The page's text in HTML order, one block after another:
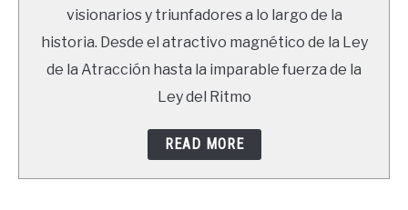
visionarios y triunfadores a lo largo de la
historia. Desde el atractivo magnético de la Ley
de la Atracción hasta la imparable fuerza de la
Ley del Ritmo
READ MORE